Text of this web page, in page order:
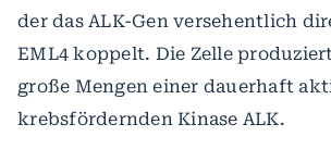
der das ALK-Gen versehentlich
EML4 koppelt. Die Zelle
große Mengen einer dauerhaft
krebsfördernden Kinase ALK.